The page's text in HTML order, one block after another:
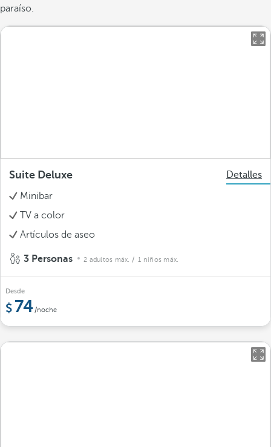
paraíso.
Suite Deluxe
Detalles
Minibar
TV a color
Artículos de aseo
3 Personas 2 adultos máx. / 1 niños máx.
Desde
74 /noche